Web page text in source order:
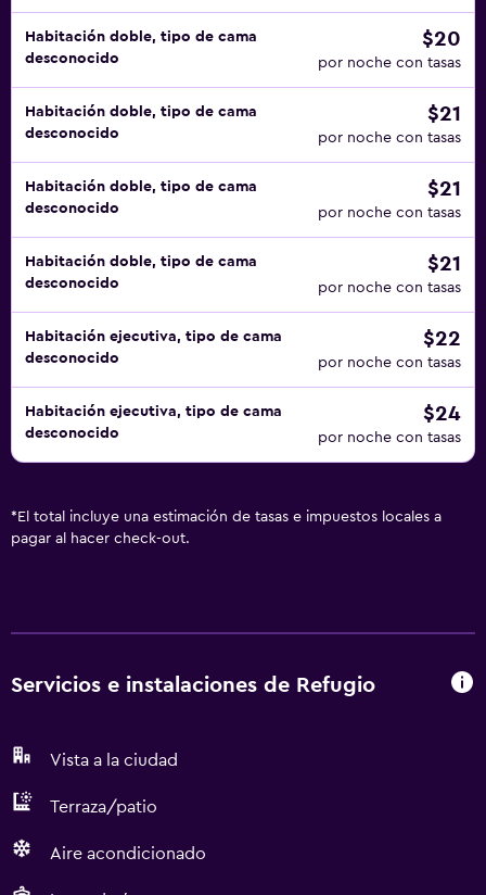
Habitación doble, tipo de cama
desconocido
$20
por noche con tasas
Habitación doble, tipo de cama
desconocido
$21
por noche con tasas
Habitación doble, tipo de cama
desconocido
$21
por noche con tasas
Habitación doble, tipo de cama
desconocido
$21
por noche con tasas
Habitación ejecutiva, tipo de cama
desconocido
$22
por noche con tasas
Habitación ejecutiva, tipo de cama
desconocido
$24
por noche con tasas
* El total incluye una estimación de tasas e impuestos locales a
pagar al hacer check-out.
Servicios e instalaciones de Refugio
Vista a la ciudad
Terraza/patio
Aire acondicionado